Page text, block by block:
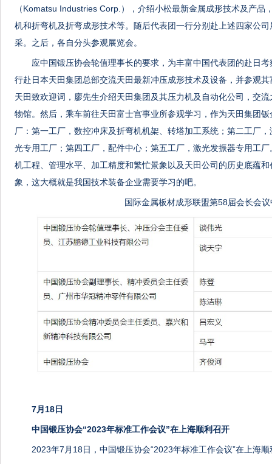
（Komatsu Industries Corp.），介绍小松最新金属成形技术及产品
机和折弯机及折弯成形技术等。随后代表团一行分别赴上述四家公
采。之后，各自分头参观展览会。
应中国锻压协会轮值理事长的要求，为丰富中国代表团的赴日
行赴日本天田集团总部交流天田最新冲压成形技术及设备，并参观
天田致欢迎词，廖先生介绍天田集团及其压力机及自动化公司，交
物馆。然后，乘车前往天田富士宫事业所参观学习，作为天田集团
厂：第一工厂，数控冲床及折弯机机架、转塔加工系统；第二工厂
光专用工厂；第四工厂，配件中心；第五工厂，激光发振器专用工
机工程、管理水平、加工精度和繁忙景象以及天田公司的历史底蕴
象，这大概就是我国技术装备企业需要学习的吧。
国际金属板材成形联盟第58届会长会
7月18日
中国锻压协会“2023年标准工作会议”在上海顺利召开
2023年7月18日，中国锻压协会“2023年标准工作会议”在上海